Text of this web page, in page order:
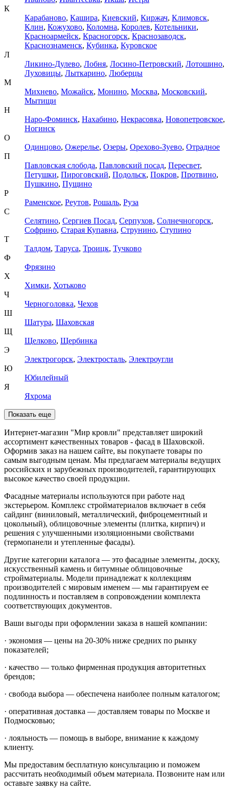
К
Карабаново, Кашира, Киевский, Киржач, Климовск,
Клин, Кожухово, Коломна, Королев, Котельники,
Красноармейск, Красногорск, Краснозаводск,
Краснознаменск, Кубинка, Куровское
Л
Ликино-Дулево, Лобня, Лосино-Петровский, Лотошино,
Луховицы, Лыткарино, Люберцы
М
Михнево, Можайск, Монино, Москва, Московский,
Мытищи
Н
Наро-Фоминск, Нахабино, Некрасовка, Новопетровское,
Ногинск
О
Одинцово, Ожерелье, Озеры, Орехово-Зуево, Отрадное
П
Павловская слобода, Павловский посад, Пересвет,
Петушки, Пироговский, Подольск, Покров, Протвино,
Пушкино, Пущино
Р
Раменское, Реутов, Рошаль, Руза
С
Селятино, Сергиев Посад, Серпухов, Солнечногорск,
Софрино, Старая Купавна, Струнино, Ступино
Т
Талдом, Таруса, Троицк, Тучково
Ф
Фрязино
Х
Химки, Хотьково
Ч
Черноголовка, Чехов
Ш
Шатура, Шаховская
Щ
Щелково, Щербинка
Э
Электрогорск, Электросталь, Электроугли
Ю
Юбилейный
Я
Яхрома
Показать еще
Интернет-магазин "Мир кровли" представляет широкий
ассортимент качественных товаров - фасад в Шаховской.
Оформив заказ на нашем сайте, вы покупаете товары по
самым выгодным ценам. Мы предлагаем материалы ведущих
российских и зарубежных производителей, гарантирующих
высокое качество своей продукции.
Фасадные материалы используются при работе над
экстерьером. Комплекс стройматериалов включает в себя
сайдинг (виниловый, металлический, фиброцементный и
цокольный), облицовочные элементы (плитка, кирпич) и
решения с улучшенными изоляционными свойствами
(термопанели и утепленные фасады).
Другие категории каталога — это фасадные элементы, доску,
искусственный камень и битумные облицовочные
стройматериалы. Модели принадлежат к коллекциям
производителей с мировым именем — мы гарантируем ее
подлинность и поставляем в сопровождении комплекта
соответствующих документов.
Ваши выгоды при оформлении заказа в нашей компании:
· экономия — цены на 20-30% ниже средних по рынку
показателей;
· качество — только фирменная продукция авторитетных
брендов;
· свобода выбора — обеспечена наиболее полным каталогом;
· оперативная доставка — доставляем товары по Москве и
Подмосковью;
· лояльность — помощь в выборе, внимание к каждому
клиенту.
Мы предоставим бесплатную консультацию и поможем
рассчитать необходимый объем материала. Позвоните нам или
оставьте заявку на сайте.